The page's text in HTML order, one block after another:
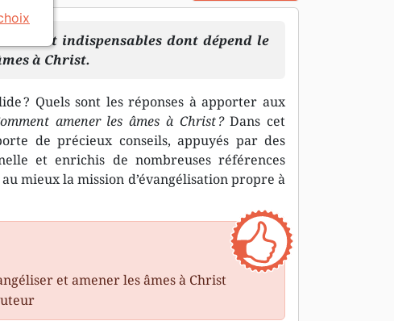
et indispensables dont dépend le
à Christ.
? Quels sont les réponses à apporter aux
amener les âmes à Christ ?Dans cet
de précieux conseils, appuyés par des
et enrichis de nombreuses références
mieux la mission d’évangélisation propre à
et amener les âmes à Christ